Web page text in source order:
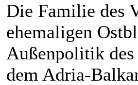
Die Familie des
ehemaligen
Außenpolitik
dem Adria-